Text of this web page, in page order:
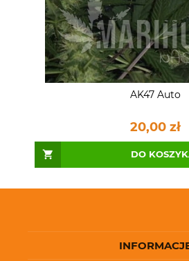
AK47 Auto
20,00 zł
DO